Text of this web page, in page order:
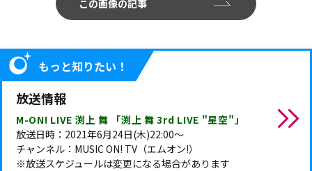
この画像の記事
もっと知りたい！
放送情報
M-ON! LIVE 渕上 舞 「渕上 舞 3rd LIVE "星空"」
放送日時：2021年6月24日(木)22:00～
チャンネル：MUSIC ON! TV（エムオン!）
※放送スケジュールは変更になる場合があります